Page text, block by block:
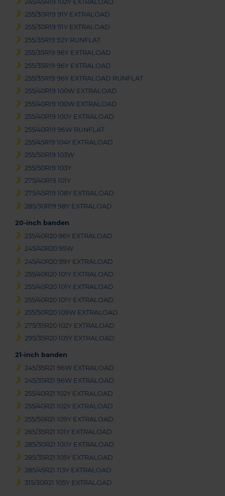
245/45R19 102Y EXTRALOAD
255/30R19 91Y EXTRALOAD
255/30R19 91Y EXTRALOAD
255/35R19 92Y RUNFLAT
255/35R19 96Y EXTRALOAD
255/35R19 96Y EXTRALOAD
255/35R19 96Y EXTRALOAD RUNFLAT
255/40R19 100W EXTRALOAD
255/40R19 100W EXTRALOAD
255/40R19 100Y EXTRALOAD
255/40R19 96W RUNFLAT
255/45R19 104Y EXTRALOAD
255/50R19 103W
255/50R19 103Y
275/40R19 101Y
275/45R19 108Y EXTRALOAD
285/30R19 98Y EXTRALOAD
20-inch banden
235/40R20 96Y EXTRALOAD
245/40R20 95W
245/40R20 99Y EXTRALOAD
255/40R20 101Y EXTRALOAD
255/40R20 101Y EXTRALOAD
255/40R20 101Y EXTRALOAD
255/50R20 109W EXTRALOAD
275/35R20 102Y EXTRALOAD
295/35R20 105Y EXTRALOAD
21-inch banden
245/35R21 96W EXTRALOAD
245/35R21 96W EXTRALOAD
255/40R21 102Y EXTRALOAD
255/40R21 102Y EXTRALOAD
255/50R21 109Y EXTRALOAD
265/35R21 101Y EXTRALOAD
285/30R21 100Y EXTRALOAD
285/35R21 105Y EXTRALOAD
285/45R21 113Y EXTRALOAD
315/30R21 105Y EXTRALOAD